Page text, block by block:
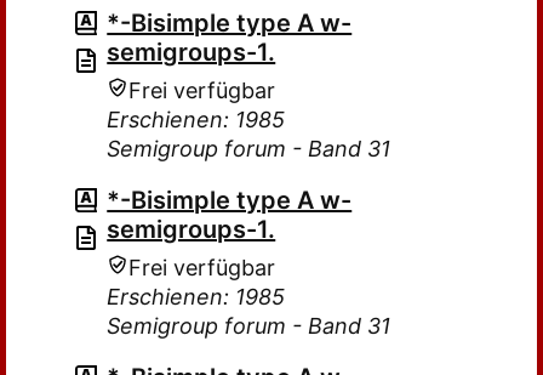
*-Bisimple type A w-
semigroups-1.
Frei verfügbar
Erschienen: 1985
Semigroup forum - Band 31
*-Bisimple type A w-
semigroups-1.
Frei verfügbar
Erschienen: 1985
Semigroup forum - Band 31